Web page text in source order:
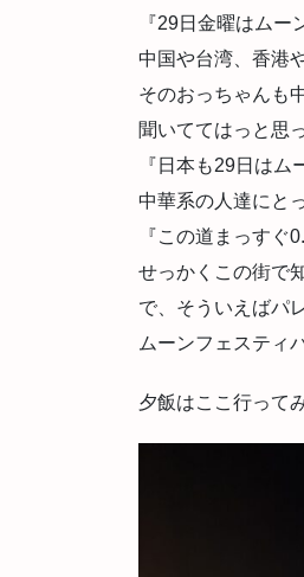
『29日金曜はムー
中国や台湾、香港
そのおっちゃんも
聞いててはっと思
『日本も29日はム
中華系の人達にと
『この道まっすぐ
せっかくこの街で
で、そういえばパ
ムーンフェスティ
夕飯はここ行って